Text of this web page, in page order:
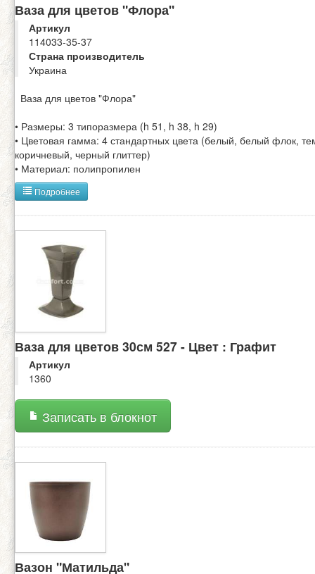
Ваза для цветов "Флора"
Артикул
114033-35-37
Страна производитель
Украина
Ваза для цветов "Флора"
• Размеры: 3 типоразмера (h 51, h 38, h 29)
• Цветовая гамма: 4 стандартных цвета (белый, белый флок,
коричневый, черный глиттер)
• Материал: полипропилен
Подробнее
Ваза для цветов 30см 527 - Цвет : Графит
Артикул
1360
Записать в блокнот
Вазон "Матильда"